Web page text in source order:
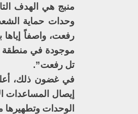
منبج هي الهدف
وحدات حماية
رفعت، واصفاً إياها
موجودة في منطقة
تل رفعت”.
في غضون ذلك،
إيصال المساعدات
الوحدات وتطهيرها